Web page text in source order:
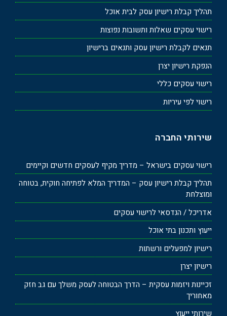
תהליך קבלת רישיון עסק לבית אוכל
רישוי עסקים שאלות ותשובות נפוצות
תנאים לקבלת רישיון עסק ותנאים ברישיון
הנפקת רישיון יצרן
רישוי עסקים כללי
רישוי לפי עיריות
שירותי החברה
רישוי עסקים בישראל – מדריך מקיף לעסקים חדשים וקיימים
תהליך קבלת רישיון עסק – המדריך המלא לפתיחה חוקית, בטוחה
ומוצלחת
אדריכל / הנדסאי לרישוי עסקים
ייעוץ ותכנון בתי אוכל
רישיון למפעלים ורשתות
רישיון יצרן
זכיינות ויזמות עסקית – הדרך הבטוחה לעסק משלך עם גב חזק
מאחוריך
שירותי ייעוץ